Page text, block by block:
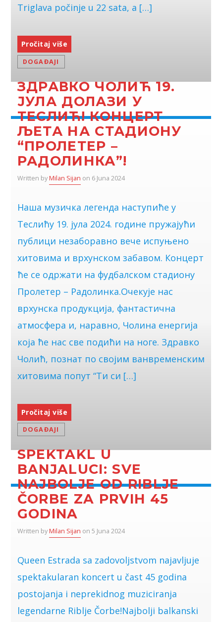
Triglava počinje u 22 sata, a […]
Pročitaj više
DOGAĐAJI
ЗДРАВКО ЧОЛИЋ 19.
ЈУЛА ДОЛАЗИ У
ТЕСЛИЋ! КОНЦЕРТ
ЉЕТА НА СТАДИОНУ
“ПРОЛЕТЕР –
РАДОЛИНКА”!
Written byMilan Sijan on 6 Juna 2024
Наша музичка легенда наступиће у
Теслићу 19. јула 2024. године пружајући
публици незаборавно вече испуњено
хитовима и врхунском забавом. Концерт
ће се одржати на фудбалском стадиону
Пролетер – Радолинка.Очекује нас
врхунска продукција, фантастична
атмосфера и, наравно, Чолина енергија
која ће нас све подићи на ноге. Здравко
Чолић, познат по својим ванвременским
хитовима попут “Ти си […]
Pročitaj više
DOGAĐAJI
SPEKTAKL U
BANJALUCI: SVE
NAJBOLJE OD RIBLJE
ČORBE ZA PRVIH 45
GODINA
Written byMilan Sijan on 5 Juna 2024
Queen Estrada sa zadovoljstvom najavljuje
spektakularan koncert u čast 45 godina
postojanja i neprekidnog muziciranja
legendarne Riblje Čorbe!Najbolji balkanski